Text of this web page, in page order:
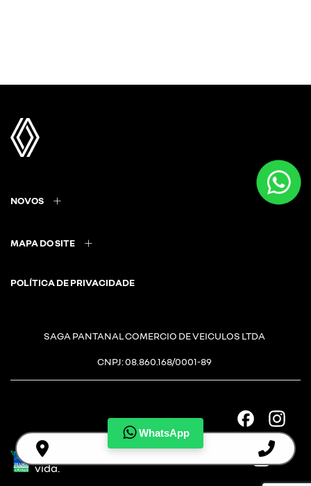
WhatsApp
NOVOS
MAPA DO SITE
POLÍTICA DE PRIVACIDADE
SAGA PANTANAL COMERCIO DE VEICULOS LTDA
CNPJ: 08.860.168/0001-89
Desacelere. Seu bem maior é a
vida.